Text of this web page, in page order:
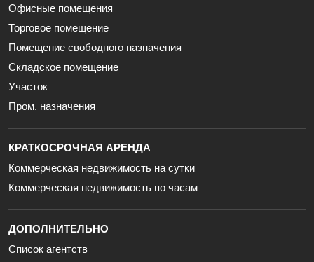
Офисные помещения
Торговое помещение
Помещение свободного назначения
Складское помещение
Участок
Пром. назначения
КРАТКОСРОЧНАЯ АРЕНДА
Коммерческая недвижимость на сутки
Коммерческая недвижимость по часам
ДОПОЛНИТЕЛЬНО
Список агентств